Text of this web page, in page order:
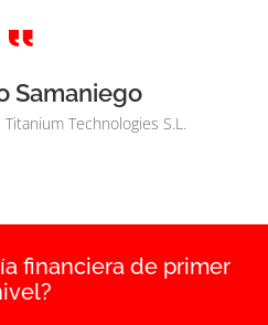
Samaniego
Technologies S.L.
financiera de primer